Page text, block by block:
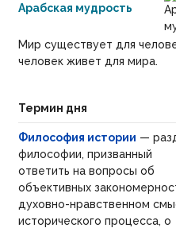
Арабская мудрость
Мир существует для
человек живет для мира.
Термин дня
Философия истории —
философии, призванный
ответить на вопросы об
объективных
духовно-нравственном
исторического процесса, о